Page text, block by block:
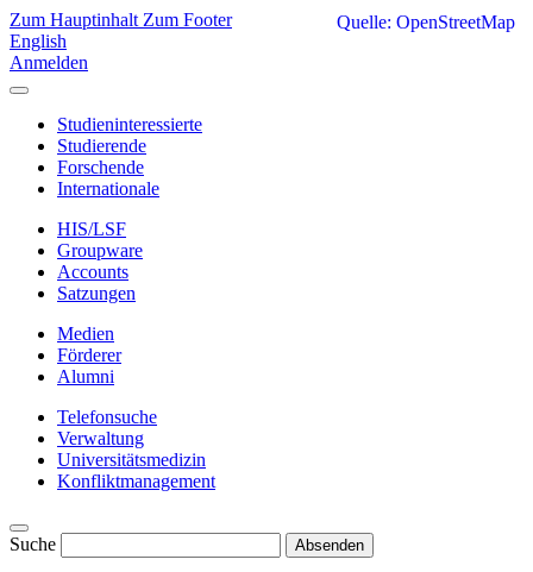
Zum Hauptinhalt Zum Footer
English
Anmelden
Studieninteressierte
Studierende
Forschende
Internationale
HIS/LSF
Groupware
Accounts
Satzungen
Medien
Förderer
Alumni
Telefonsuche
Verwaltung
Universitätsmedizin
Konfliktmanagement
Suche Absenden
Quelle: OpenStreetMap